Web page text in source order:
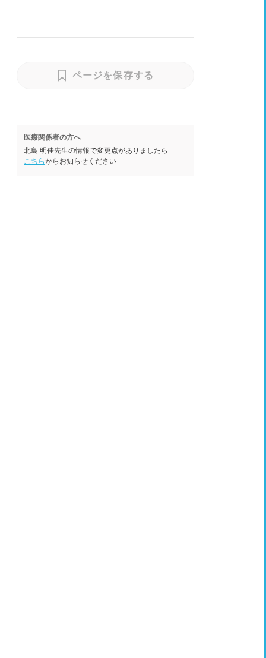
ページを保存する
医療関係者の方へ
北島 明佳先生の情報で変更点がありましたら
こちらからお知らせください